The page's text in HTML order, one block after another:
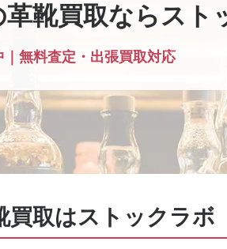
革靴買取ならスト
無料査定・出張買取対応
買取はストックラボ